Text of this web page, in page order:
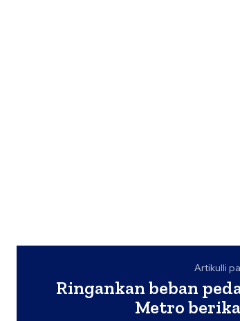
Artikulli
Ringankan beban
Metro